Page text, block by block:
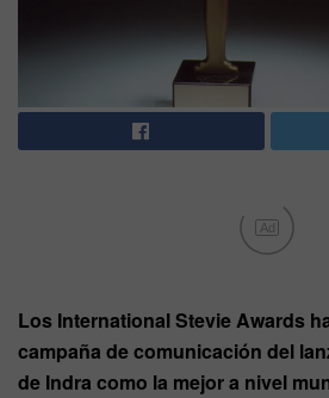
Ad
Los International Stevie Awards
campaña de comunicación del
de Indra como la mejor a nivel